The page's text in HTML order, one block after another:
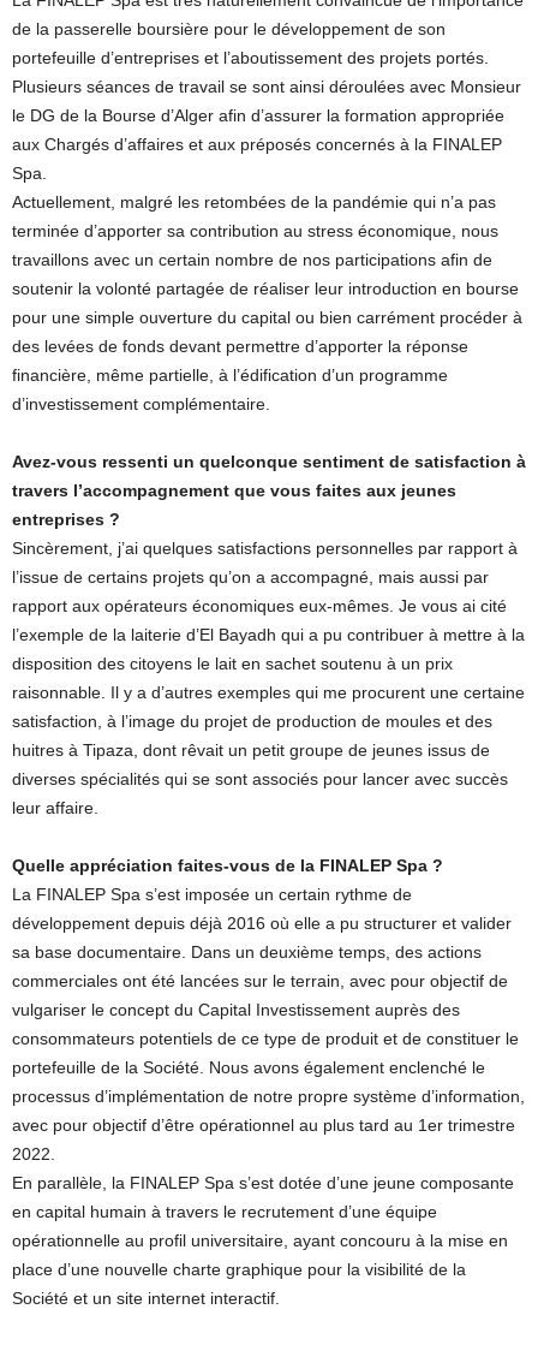
de la passerelle boursière pour le développement de son
portefeuille d’entreprises et l’aboutissement des projets portés.
Plusieurs séances de travail se sont ainsi déroulées avec Monsieur
le DG de la Bourse d’Alger afin d’assurer la formation appropriée
aux Chargés d’affaires et aux préposés concernés à la FINALEP
Spa.
Actuellement, malgré les retombées de la pandémie qui n’a pas
terminée d’apporter sa contribution au stress économique, nous
travaillons avec un certain nombre de nos participations afin de
soutenir la volonté partagée de réaliser leur introduction en bourse
pour une simple ouverture du capital ou bien carrément procéder à
des levées de fonds devant permettre d’apporter la réponse
financière, même partielle, à l’édification d’un programme
d’investissement complémentaire.
Avez-vous ressenti un quelconque sentiment de satisfaction à
travers l’accompagnement que vous faites aux jeunes
entreprises ?
Sincèrement, j’ai quelques satisfactions personnelles par rapport à
l’issue de certains projets qu’on a accompagné, mais aussi par
rapport aux opérateurs économiques eux-mêmes. Je vous ai cité
l’exemple de la laiterie d’El Bayadh qui a pu contribuer à mettre à la
disposition des citoyens le lait en sachet soutenu à un prix
raisonnable. Il y a d’autres exemples qui me procurent une certaine
satisfaction, à l’image du projet de production de moules et des
huitres à Tipaza, dont rêvait un petit groupe de jeunes issus de
diverses spécialités qui se sont associés pour lancer avec succès
leur affaire.
Quelle appréciation faites-vous de la FINALEP Spa ?
La FINALEP Spa s’est imposée un certain rythme de
développement depuis déjà 2016 où elle a pu structurer et valider
sa base documentaire. Dans un deuxième temps, des actions
commerciales ont été lancées sur le terrain, avec pour objectif de
vulgariser le concept du Capital Investissement auprès des
consommateurs potentiels de ce type de produit et de constituer le
portefeuille de la Société. Nous avons également enclenché le
processus d’implémentation de notre propre système d’information,
avec pour objectif d’être opérationnel au plus tard au 1er trimestre
2022.
En parallèle, la FINALEP Spa s’est dotée d’une jeune composante
en capital humain à travers le recrutement d’une équipe
opérationnelle au profil universitaire, ayant concouru à la mise en
place d’une nouvelle charte graphique pour la visibilité de la
Société et un site internet interactif.